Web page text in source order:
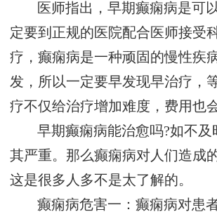
医师指出，早期癫痫病是可
定要到正规的医院配合医师接受
疗，癫痫病是一种顽固的慢性疾
发，所以一定要早发现早治疗，
疗不仅给治疗增加难度，费用也
早期癫痫病能治愈吗?如不及
其严重。那么癫痫病对人们造成
这是很多人多不是太了解的。
癫痫病危害一：癫痫病对患